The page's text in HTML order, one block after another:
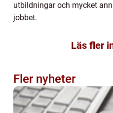
utbildningar och mycket
jobbet.
Läs fler
Fler nyheter